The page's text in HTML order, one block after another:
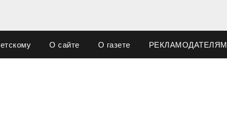
О сайте О газете РЕКЛАМОДАТЕЛЯМ